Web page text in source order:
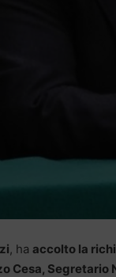
, ha accolto la
Cesa, Segretario